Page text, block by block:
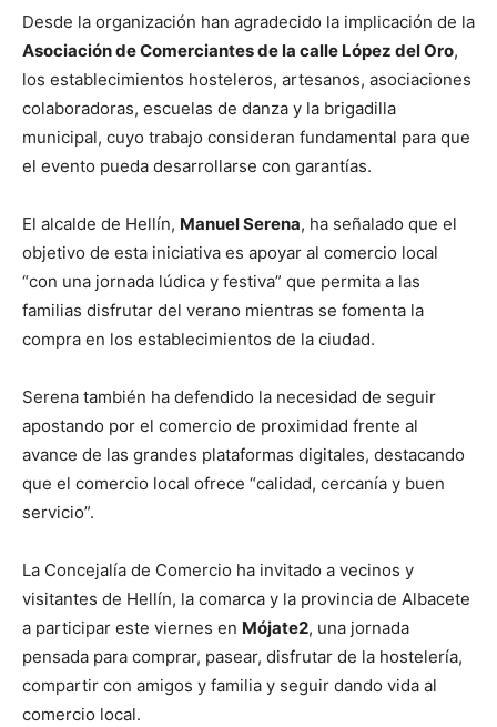
Desde la organización han agradecido la implicación de la
Asociación de Comerciantes de la calle López del Oro,
los establecimientos hosteleros, artesanos, asociaciones
colaboradoras, escuelas de danza y la brigadilla
municipal, cuyo trabajo consideran fundamental para que
el evento pueda desarrollarse con garantías.
El alcalde de Hellín, Manuel Serena, ha señalado que el
objetivo de esta iniciativa es apoyar al comercio local
“con una jornada lúdica y festiva” que permita a las
familias disfrutar del verano mientras se fomenta la
compra en los establecimientos de la ciudad.
Serena también ha defendido la necesidad de seguir
apostando por el comercio de proximidad frente al
avance de las grandes plataformas digitales, destacando
que el comercio local ofrece “calidad, cercanía y buen
servicio”.
La Concejalía de Comercio ha invitado a vecinos y
visitantes de Hellín, la comarca y la provincia de Albacete
a participar este viernes en Mójate2, una jornada
pensada para comprar, pasear, disfrutar de la hostelería,
compartir con amigos y familia y seguir dando vida al
comercio local.